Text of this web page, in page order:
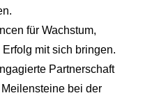
für Wachstum,
mit sich bringen.
Partnerschaft
​​bei der